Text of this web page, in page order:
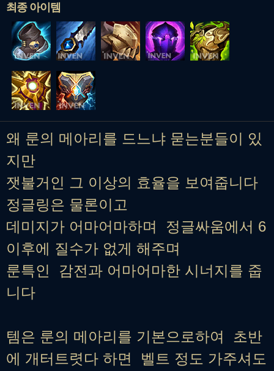
최종 아이템
왜 룬의 메아리를 드느냐 묻는분들이 있
지만
잿불거인 그 이상의 효율을 보여줍니다
정글링은 물론이고
데미지가 어마어마하며 정글싸움에서 6
이후에 질수가 없게 해주며
룬특인 감전과 어마어마한 시너지를 줍
니다
템은 룬의 메아리를 기본으로하여 초반
에 개터트렷다 하면 벨트 정도 가주셔도